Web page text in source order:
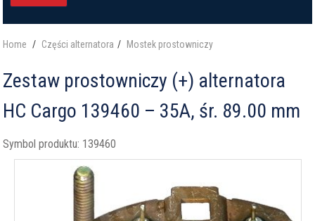
Home Części alternatora Mostek prostowniczy
Zestaw prostowniczy (+) alternatora
HC Cargo 139460 – 35A, śr. 89.00 mm
Symbol produktu: 139460